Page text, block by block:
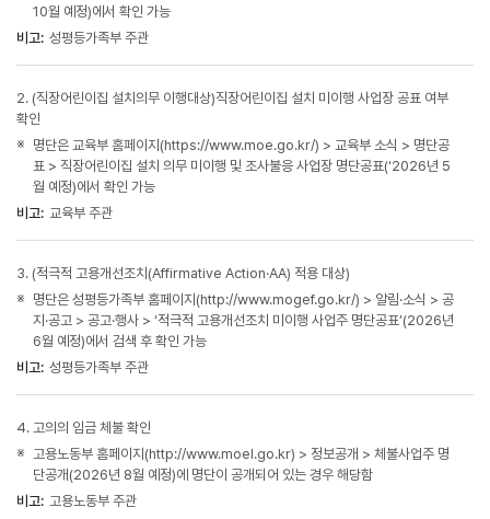
10월 예정)에서 확인 가능
비고: 성평등가족부 주관
2. (직장어린이집 설치의무 이행대상)직장어린이집 설치 미이행 사업장 공표 여부
확인
명단은 교육부 홈페이지(https://www.moe.go.kr/) > 교육부 소식 > 명단공
표 > 직장어린이집 설치 의무 미이행 및 조사불응 사업장 명단공표(‘2026년 5
월 예정)에서 확인 가능
비고: 교육부 주관
3. (적극적 고용개선조치(Affirmative Action·AA) 적용 대상)
명단은 성평등가족부 홈페이지(http://www.mogef.go.kr/) > 알림·소식 > 공
지·공고 > 공고·행사 > ‘적극적 고용개선조치 미이행 사업주 명단공표’(2026년
6월 예정)에서 검색 후 확인 가능
비고: 성평등가족부 주관
4. 고의의 임금 체불 확인
고용노동부 홈페이지(http://www.moel.go.kr) > 정보공개 > 체불사업주 명
단공개(2026년 8월 예정)에 명단이 공개되어 있는 경우 해당함
비고: 고용노동부 주관